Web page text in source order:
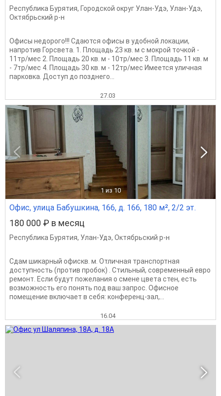
Республика Бурятия, Городской округ Улан-Удэ, Улан-Удэ,
Октябрьский р-н
Офисы недорого!!! Сдаются офисы в удобной локации,
напротив Горсвета. 1. Площадь 23 кв. м с мокрой точкой -
11тр/мес 2. Площадь 20 кв. м - 10тр/мес 3. Площадь 11 кв. м
- 7тр/мес 4. Площадь 30 кв. м - 12тр/мес Имеется уличная
парковка. Доступ до позднего...
27.03
1 из 10
Офис, улица Бабушкина, 166, д. 166, 180 м², 2/2 эт.
180 000 ₽ в месяц
Республика Бурятия, Улан-Удэ, Октябрьский р-н
Сдам шикарный офискв. м. Отличная транспортная
доступность (против пробок) . Стильный, современный евро
ремонт. Если будут пожелания о смене цвета стен, есть
возможность его понять под ваш запрос. Офисное
помещение включает в себя: конференц-зал,...
16.04